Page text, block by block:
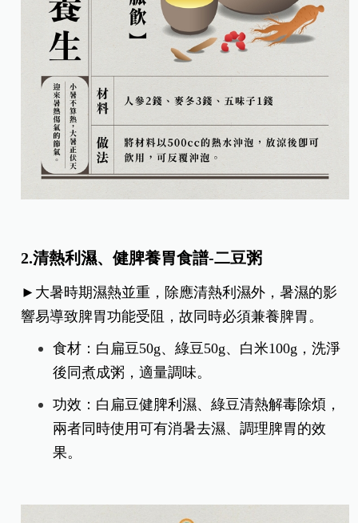
2.清熱利濕、健脾養胃食譜-二豆粥
►大暑時期濕熱並重，除應清熱利濕外，暑濕的影
響易導致脾胃功能受阻，故同時必須兼養脾胃。
食材：白扁豆50g、綠豆50g、白米100g，洗淨
後同煮成粥，適量調味。
功效：白扁豆健脾利濕、綠豆清熱解毒除煩，
兩者同時使用可有消暑去濕、調理脾胃的效
果。